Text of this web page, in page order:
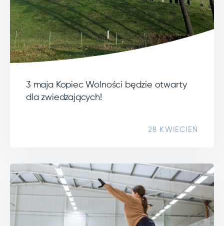
3 maja Kopiec Wolności będzie otwarty
dla zwiedzających!
28 KWIECIEŃ